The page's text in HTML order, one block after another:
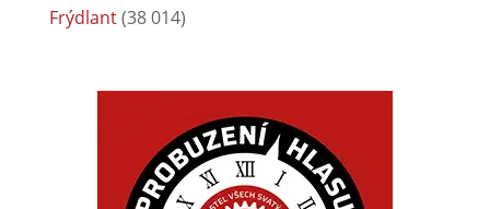
Frýdlant(38 014)